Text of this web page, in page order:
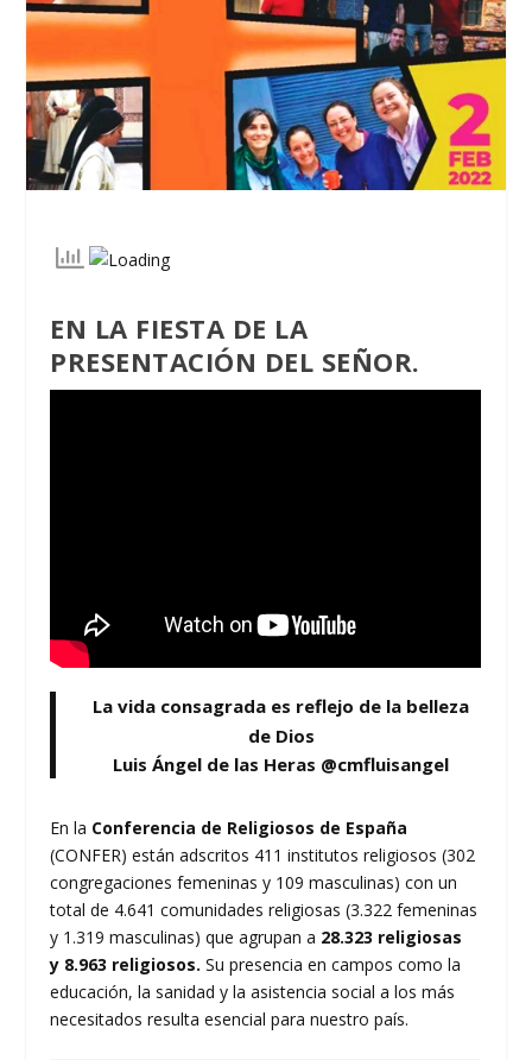
EN LA FIESTA DE LA
PRESENTACIÓN DEL SEÑOR.
La vida consagrada es reflejo de la belleza
de Dios
Luis Ángel de las Heras @cmfluisangel
En la Conferencia de Religiosos de España
(CONFER) están adscritos 411 institutos religiosos (302
congregaciones femeninas y 109 masculinas) con un
total de 4.641 comunidades religiosas (3.322 femeninas
y 1.319 masculinas) que agrupan a 28.323 religiosas
y 8.963 religiosos. Su presencia en campos como la
educación, la sanidad y la asistencia social a los más
necesitados resulta esencial para nuestro país.